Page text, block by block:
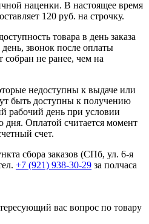
наценки. В настоящее время
120 руб. на строчку.
товара в день заказа
звонок после оплаты
собран не ранее, чем на
недоступны к выдаче или
быть доступны к получению
рабочий день при условии
дня. Оплатой считается момент
счет.
сборa заказов (СПб, ул. 6-я
+7 (921) 938-30-29 за полчаса
вас вопрос по товару